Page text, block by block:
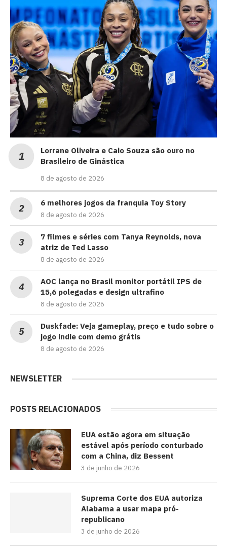
Lorrane Oliveira e Caio Souza são ouro no
Brasileiro de Ginástica
8 de agosto de 2026
6 melhores jogos da franquia Toy Story
8 de agosto de 2026
7 filmes e séries com Tanya Reynolds, nova
atriz de Ted Lasso
8 de agosto de 2026
AOC lança no Brasil monitor portátil IPS de
15,6 polegadas e design ultrafino
8 de agosto de 2026
Duskfade: Veja gameplay, preço e tudo sobre o
jogo indie com demo grátis
8 de agosto de 2026
NEWSLETTER
POSTS RELACIONADOS
EUA estão agora em situação
estável após período conturbado
com a China, diz Bessent
3 de junho de 2026
Suprema Corte dos EUA autoriza
Alabama a usar mapa pró-
republicano
3 de junho de 2026